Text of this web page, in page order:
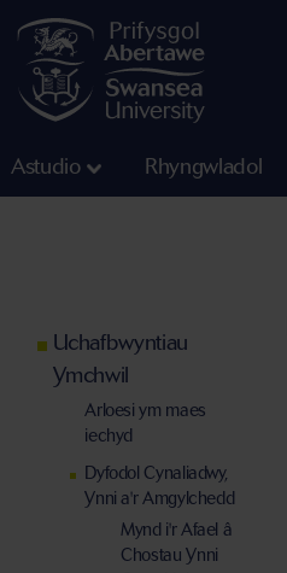
Astudio Rhyngwladol
Uchafbwyntiau
Ymchwil
Arloesi ym maes
iechyd
Dyfodol Cynaliadwy,
Ynni a'r Amgylchedd
Mynd i'r Afael â
Chostau Ynni